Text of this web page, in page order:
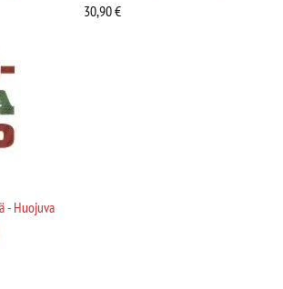
30,90€
- Huojuva